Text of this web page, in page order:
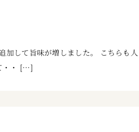
加して旨味が増しました。 こちらも人
・・ […]